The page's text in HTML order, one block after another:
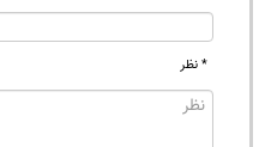
* نظر